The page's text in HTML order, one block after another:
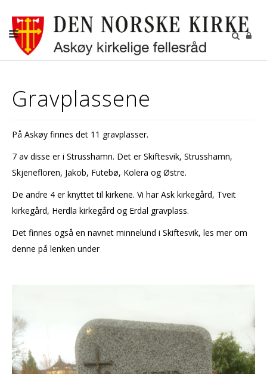
KALENDER
KONFIRMASJON
UNGDOM
MENIGHETSBLADET
Gravplassene
På Askøy finnes det 11 gravplasser.
7 av disse er i Strusshamn. Det er Skiftesvik, Strusshamn,
Skjenefloren, Jakob, Futebø, Kolera og Østre.
De andre 4 er knyttet til kirkene. Vi har Ask kirkegård, Tveit
kirkegård, Herdla kirkegård og Erdal gravplass.
Det finnes også en navnet minnelund i Skiftesvik, les mer om
denne på lenken under